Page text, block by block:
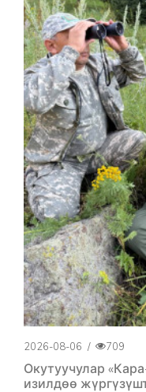
2026-08-06 / 709
Окутуучулар
изилдөө